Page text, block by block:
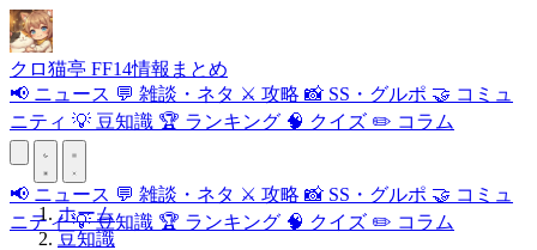
クロ猫亭 FF14情報まとめ
📢 ニュース 💬 雑談・ネタ ⚔️ 攻略 📸 SS・グルポ 🤝 コミュ
ニティ 💡 豆知識 🏆 ランキング 🧠 クイズ ✏️ コラム
📢 ニュース 💬 雑談・ネタ ⚔️ 攻略 📸 SS・グルポ 🤝 コミュ
ニティ💡豆知識 🏆 ランキング 🧠 クイズ ✏️ コラム
ホーム
豆知識